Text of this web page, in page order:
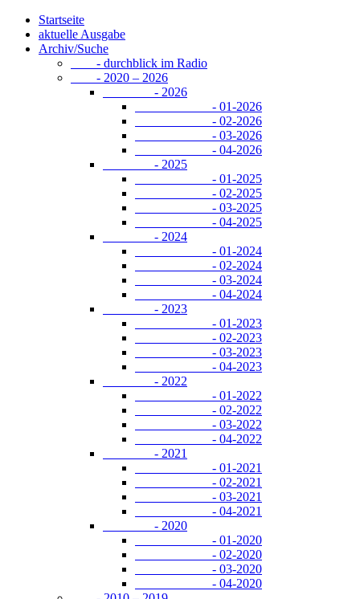
Startseite
aktuelle Ausgabe
Archiv/Suche
- durchblick im Radio
- 2020 – 2026
- 2026
- 01-2026
- 02-2026
- 03-2026
- 04-2026
- 2025
- 01-2025
- 02-2025
- 03-2025
- 04-2025
- 2024
- 01-2024
- 02-2024
- 03-2024
- 04-2024
- 2023
- 01-2023
- 02-2023
- 03-2023
- 04-2023
- 2022
- 01-2022
- 02-2022
- 03-2022
- 04-2022
- 2021
- 01-2021
- 02-2021
- 03-2021
- 04-2021
- 2020
- 01-2020
- 02-2020
- 03-2020
- 04-2020